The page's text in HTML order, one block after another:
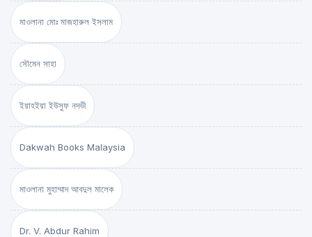
মাওলানা মোঃ মাজহারুল ইসলাম
সৌমেন সাহা
ইয়াহইয়া ইউসুফ নদভী
Dakwah Books Malaysia
মাওলানা মুহাম্মাদ আবদুল মালেক
Dr. V. Abdur Rahim